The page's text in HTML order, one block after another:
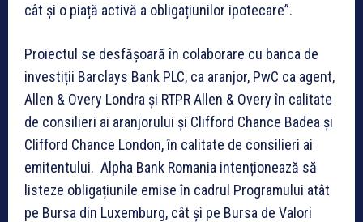
cât și o piață activă a obligațiunilor ipotecare”.
Proiectul se desfășoară în colaborare cu banca de
investiții Barclays Bank PLC, ca aranjor, PwC ca agent,
Allen & Overy Londra și RTPR Allen & Overy în calitate
de consilieri ai aranjorului și Clifford Chance Badea și
Clifford Chance London, în calitate de consilieri ai
emitentului. Alpha Bank Romania intenționează să
listeze obligațiunile emise în cadrul Programului atât
pe Bursa din Luxemburg, cât și pe Bursa de Valori